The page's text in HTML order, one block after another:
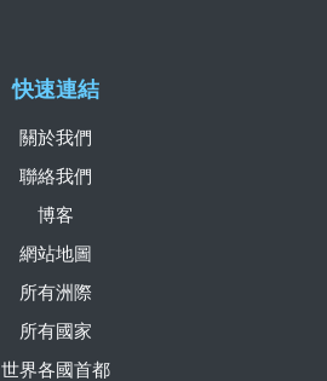
快速連結
關於我們
聯絡我們
博客
網站地圖
所有洲際
所有國家
世界各國首都